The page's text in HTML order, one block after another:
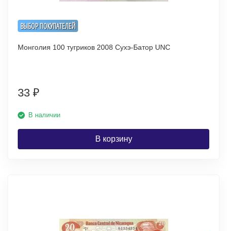
ВЫБОР ПОКУПАТЕЛЕЙ
Монголия 100 тугриков 2008 Сухэ-Батор UNC
33 ₽
В наличии
В корзину